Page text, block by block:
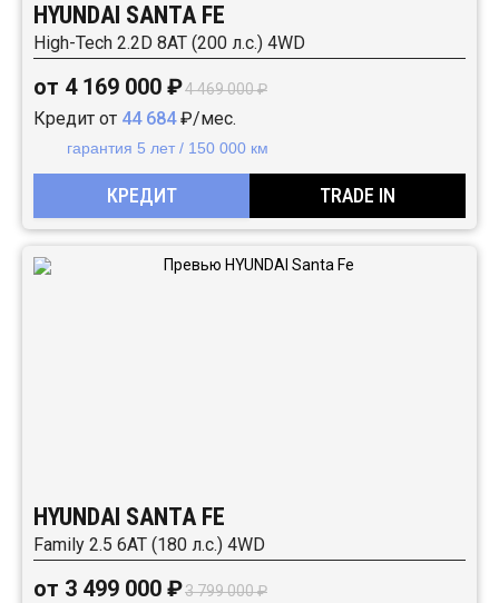
HYUNDAI SANTA FE
High-Tech 2.2D 8АТ (200 л.с.) 4WD
от 4 169 000 ₽4 469 000 ₽
Кредит от 44 684₽/мес.
гарантия 5 лет / 150 000 км
КРЕДИТ TRADE IN
HYUNDAI SANTA FE
Family 2.5 6АТ (180 л.с.) 4WD
от 3 499 000 ₽3 799 000 ₽